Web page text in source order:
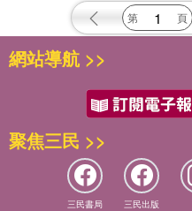
網站導航 >>
聚焦三民 >>
三民書局 三民出版